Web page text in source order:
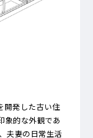
開発した古い住
象的な外観であ
夫妻の日常生活